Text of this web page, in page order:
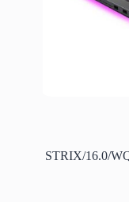
STRIX/16.0/